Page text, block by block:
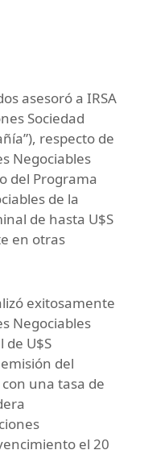
asesoró a IRSA
Sociedad
respecto de
Negociables
del Programa
de la
de hasta U$S
en otras
exitosamente
Negociables
de U$S
del
una tasa de
el 20